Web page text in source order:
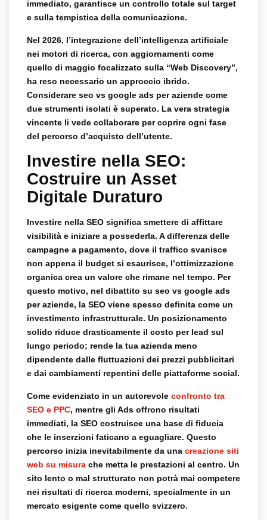
immediato, garantisce un controllo totale sul target
e sulla tempistica della comunicazione.
Nel 2026, l’integrazione dell’intelligenza artificiale
nei motori di ricerca, con aggiornamenti come
quello di maggio focalizzato sulla “Web Discovery”,
ha reso necessario un approccio ibrido.
Considerare seo vs google ads per aziende come
due strumenti isolati è superato. La vera strategia
vincente li vede collaborare per coprire ogni fase
del percorso d’acquisto dell’utente.
Investire nella SEO:
Costruire un Asset
Digitale Duraturo
Investire nella SEO significa smettere di affittare
visibilità e iniziare a possederla. A differenza delle
campagne a pagamento, dove il traffico svanisce
non appena il budget si esaurisce, l’ottimizzazione
organica crea un valore che rimane nel tempo. Per
questo motivo, nel dibattito su seo vs google ads
per aziende, la SEO viene spesso definita come un
investimento infrastrutturale. Un posizionamento
solido riduce drasticamente il costo per lead sul
lungo periodo; rende la tua azienda meno
dipendente dalle fluttuazioni dei prezzi pubblicitari
e dai cambiamenti repentini delle piattaforme social.
Come evidenziato in un autorevole confronto tra
SEO e PPC, mentre gli Ads offrono risultati
immediati, la SEO costruisce una base di fiducia
che le inserzioni faticano a eguagliare. Questo
percorso inizia inevitabilmente da una creazione siti
web su misura che metta le prestazioni al centro. Un
sito lento o mal strutturato non potrà mai competere
nei risultati di ricerca moderni, specialmente in un
mercato esigente come quello svizzero.